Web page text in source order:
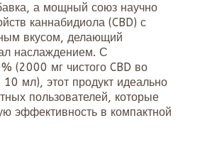
а мощный союз научно
каннабидиола (CBD) с
вкусом, делающий
наслаждением. С
(2000 мг чистого CBD во
мл), этот продукт идеально
пользователей, которые
эффективность в компактной